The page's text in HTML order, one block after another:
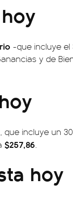
-que incluye el
y de
, que incluye un
$257,86.
hoy